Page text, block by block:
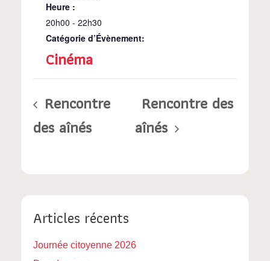
Heure :
20h00 - 22h30
Catégorie d’Évènement:
Cinéma
Rencontre
des aînés
Rencontre des
aînés
Articles récents
Journée citoyenne 2026